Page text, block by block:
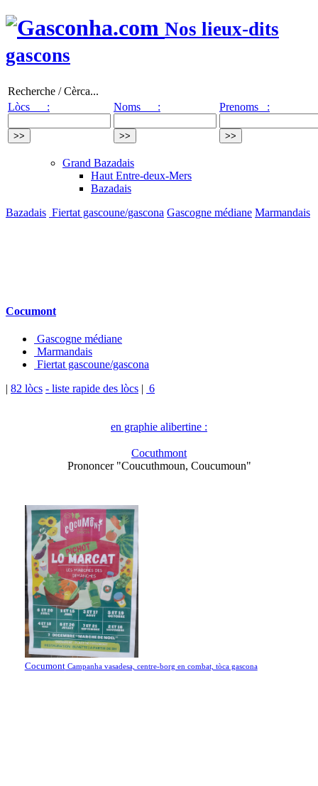
Nos lieux-dits
gascons
Recherche / Cèrca...
Lòcs :
Noms : Prenoms :
Grand Bazadais
Haut Entre-deux-Mers
Bazadais
Bazadais Fiertat gascoune/gascona Gascogne médiane Marmandais
Cocumont
Gascogne médiane
Marmandais
Fiertat gascoune/gascona
| 82 lòcs - liste rapide des lòcs | 6
en graphie alibertine :
Cocuthmont
Prononcer "Coucuthmoun, Coucumoun"
CocumontCampanha vasadesa, centre-borg en combat, tòca gascona